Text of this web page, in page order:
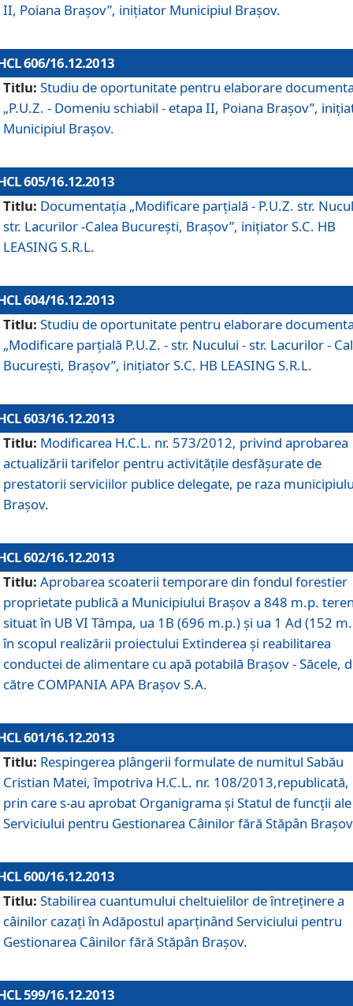
II, Poiana Braşov”, iniţiator Municipiul Braşov.
606/16.12.2013
Titlu: Studiu de oportunitate pentru elaborare
„P.U.Z. - Domeniu schiabil - etapa II, Poiana Braşov”,
Municipiul Braşov.
605/16.12.2013
Titlu: Documentaţia „Modificare parţială - P.U.Z. str.
str. Lacurilor -Calea Bucureşti, Braşov”, iniţiator S.C. HB
LEASING S.R.L.
604/16.12.2013
Titlu: Studiu de oportunitate pentru elaborare
„Modificare parţială P.U.Z. - str. Nucului - str. Lacurilor -
Bucureşti, Braşov”, iniţiator S.C. HB LEASING S.R.L.
603/16.12.2013
Titlu: Modificarea H.C.L. nr. 573/2012, privind aprobarea
actualizării tarifelor pentru activităţile desfăşurate de
prestatorii serviciilor publice delegate, pe raza
Braşov.
602/16.12.2013
Titlu: Aprobarea scoaterii temporare din fondul forestier
proprietate publică a Municipiului Braşov a 848 m.p.
situat în UB VI Tâmpa, ua 1B (696 m.p.) şi ua 1 Ad (152
în scopul realizării proiectului Extinderea şi reabilitarea
conductei de alimentare cu apă potabilă Braşov - Săcele,
către COMPANIA APA Braşov S.A.
601/16.12.2013
Titlu: Respingerea plângerii formulate de numitul Sabău
Cristian Matei, împotriva H.C.L. nr. 108/2013,republicată,
prin care s-au aprobat Organigrama şi Statul de funcţii ale
Serviciului pentru Gestionarea Câinilor fără Stăpân
600/16.12.2013
Titlu: Stabilirea cuantumului cheltuielilor de întreţinere a
câinilor cazaţi în Adăpostul aparţinând Serviciului pentru
Gestionarea Câinilor fără Stăpân Braşov.
599/16.12.2013